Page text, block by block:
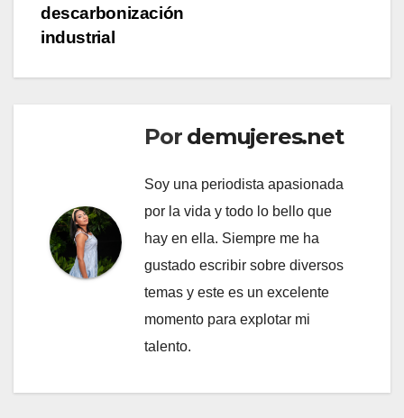
descarbonización
industrial
Por demujeres.net
Soy una periodista apasionada
por la vida y todo lo bello que
hay en ella. Siempre me ha
gustado escribir sobre diversos
temas y este es un excelente
momento para explotar mi
talento.